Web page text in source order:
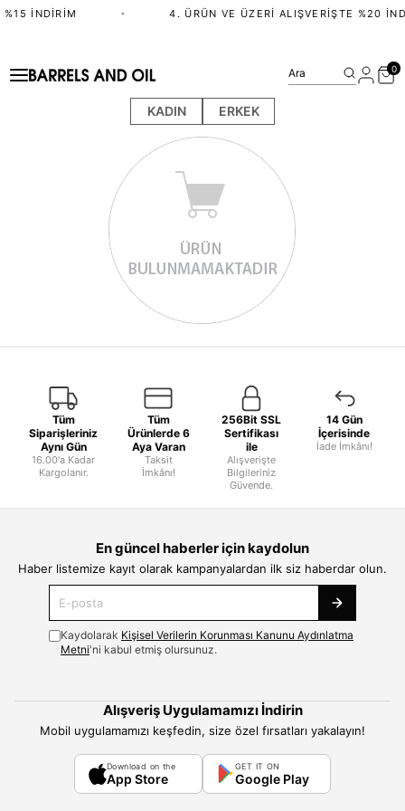
İNDIRIM • 4. ÜRÜN VE ÜZERI ALIŞVERIŞTE %20
KADIN ERKEK
Ara 0
Tüm
Siparişleriniz
Aynı Gün
16.00'a Kadar
Kargolanır.
Tüm
Ürünlerde 6
Aya Varan
Taksit
İmkânı!
256Bit SSL
Sertifikası
ile
Alışverişte
Bilgileriniz
Güvende.
14 Gün
İçerisinde
İade İmkânı!
En güncel haberler için kaydolun
Haber listemize kayıt olarak kampanyalardan ilk siz haberdar olun.
Kaydolarak Kişisel Verilerin Korunması Kanunu Aydınlatma
Metni'ni kabul etmiş olursunuz.
Alışveriş Uygulamamızı İndirin
Mobil uygulamamızı keşfedin, size özel fırsatları yakalayın!
Download on the
App Store
GET IT ON
Google Play